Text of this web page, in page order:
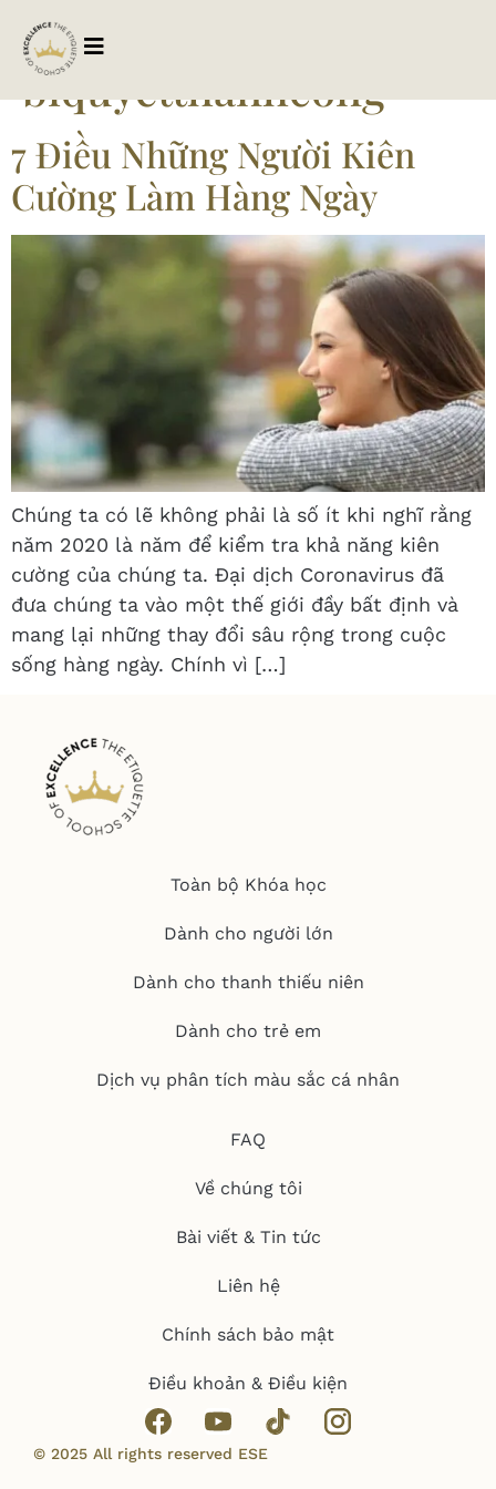
Tag:
biquyetthanhcong
7 Điều Những Người Kiên
Cường Làm Hàng Ngày
Chúng ta có lẽ không phải là số ít khi nghĩ rằng
năm 2020 là năm để kiểm tra khả năng kiên
cường của chúng ta. Đại dịch Coronavirus đã
đưa chúng ta vào một thế giới đầy bất định và
mang lại những thay đổi sâu rộng trong cuộc
sống hàng ngày. Chính vì […]
Toàn bộ Khóa học
Dành cho người lớn
Dành cho thanh thiếu niên
Dành cho trẻ em
Dịch vụ phân tích màu sắc cá nhân
FAQ
Về chúng tôi
Bài viết & Tin tức
Liên hệ
Chính sách bảo mật
Điều khoản & Điều kiện
© 2025 All rights reserved ESE